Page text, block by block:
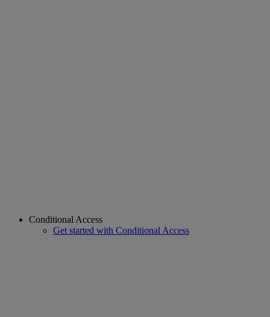
Conditional Access
Get started with Conditional Access